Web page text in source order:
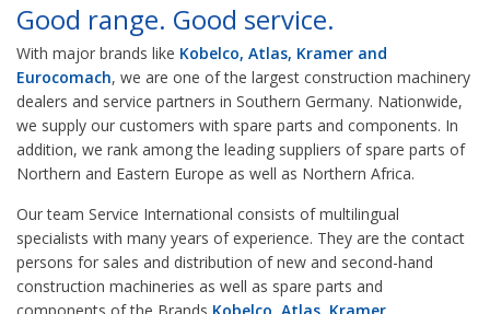
Good range. Good service.
With major brands like Kobelco, Atlas, Kramer and
Eurocomach, we are one of the largest construction machinery
dealers and service partners in Southern Germany. Nationwide,
we supply our customers with spare parts and components. In
addition, we rank among the leading suppliers of spare parts of
Northern and Eastern Europe as well as Northern Africa.
Our team Service International consists of multilingual
specialists with many years of experience. They are the contact
persons for sales and distribution of new and second-hand
construction machineries as well as spare parts and